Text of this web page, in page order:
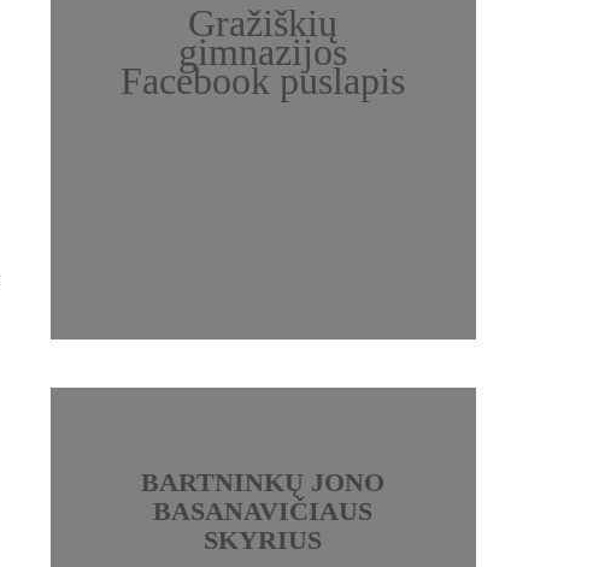
Gražiškių
gimnazijos
Facebook puslapis
BARTNINKŲ JONO
BASANAVIČIAUS
SKYRIUS